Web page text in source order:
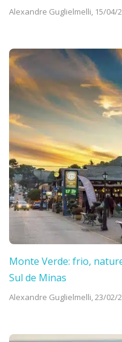
Alexandre Guglielmelli, 15/04/
Monte Verde: frio,
Sul de Minas
Alexandre Guglielmelli, 23/02/